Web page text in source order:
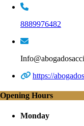
8889976482
https://
Opening Hours
Monday